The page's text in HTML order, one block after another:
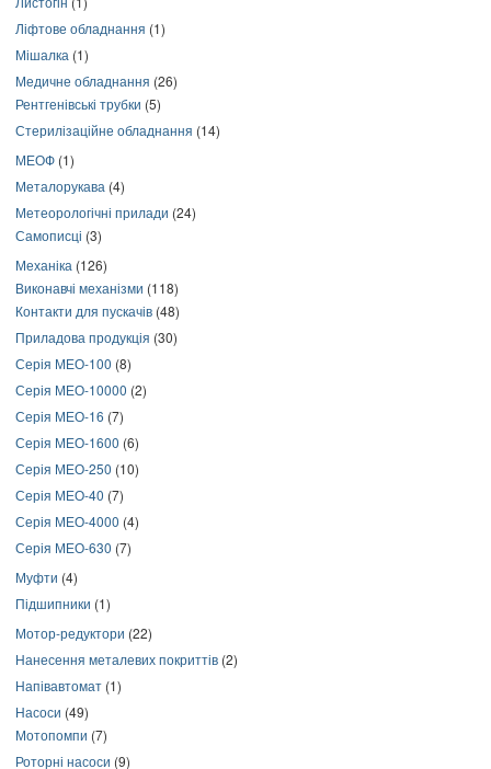
Ліфтове обладнання (1)
Мішалка (1)
Медичне обладнання (26)
Рентгенівські трубки (5)
Стерилізаційне обладнання (14)
МЕОФ (1)
Металорукава (4)
Метеорологічні прилади (24)
Самописці (3)
Механіка (126)
Виконавчі механізми (118)
Контакти для пускачів (48)
Приладова продукція (30)
Серія МЕО-100 (8)
Серія МЕО-10000 (2)
Серія МЕО-16 (7)
Серія МЕО-1600 (6)
Серія МЕО-250 (10)
Серія МЕО-40 (7)
Серія МЕО-4000 (4)
Серія МЕО-630 (7)
Муфти (4)
Підшипники (1)
Мотор-редуктори (22)
Нанесення металевих покриттів (2)
Напівавтомат (1)
Насоси (49)
Мотопомпи (7)
Роторні насоси (9)